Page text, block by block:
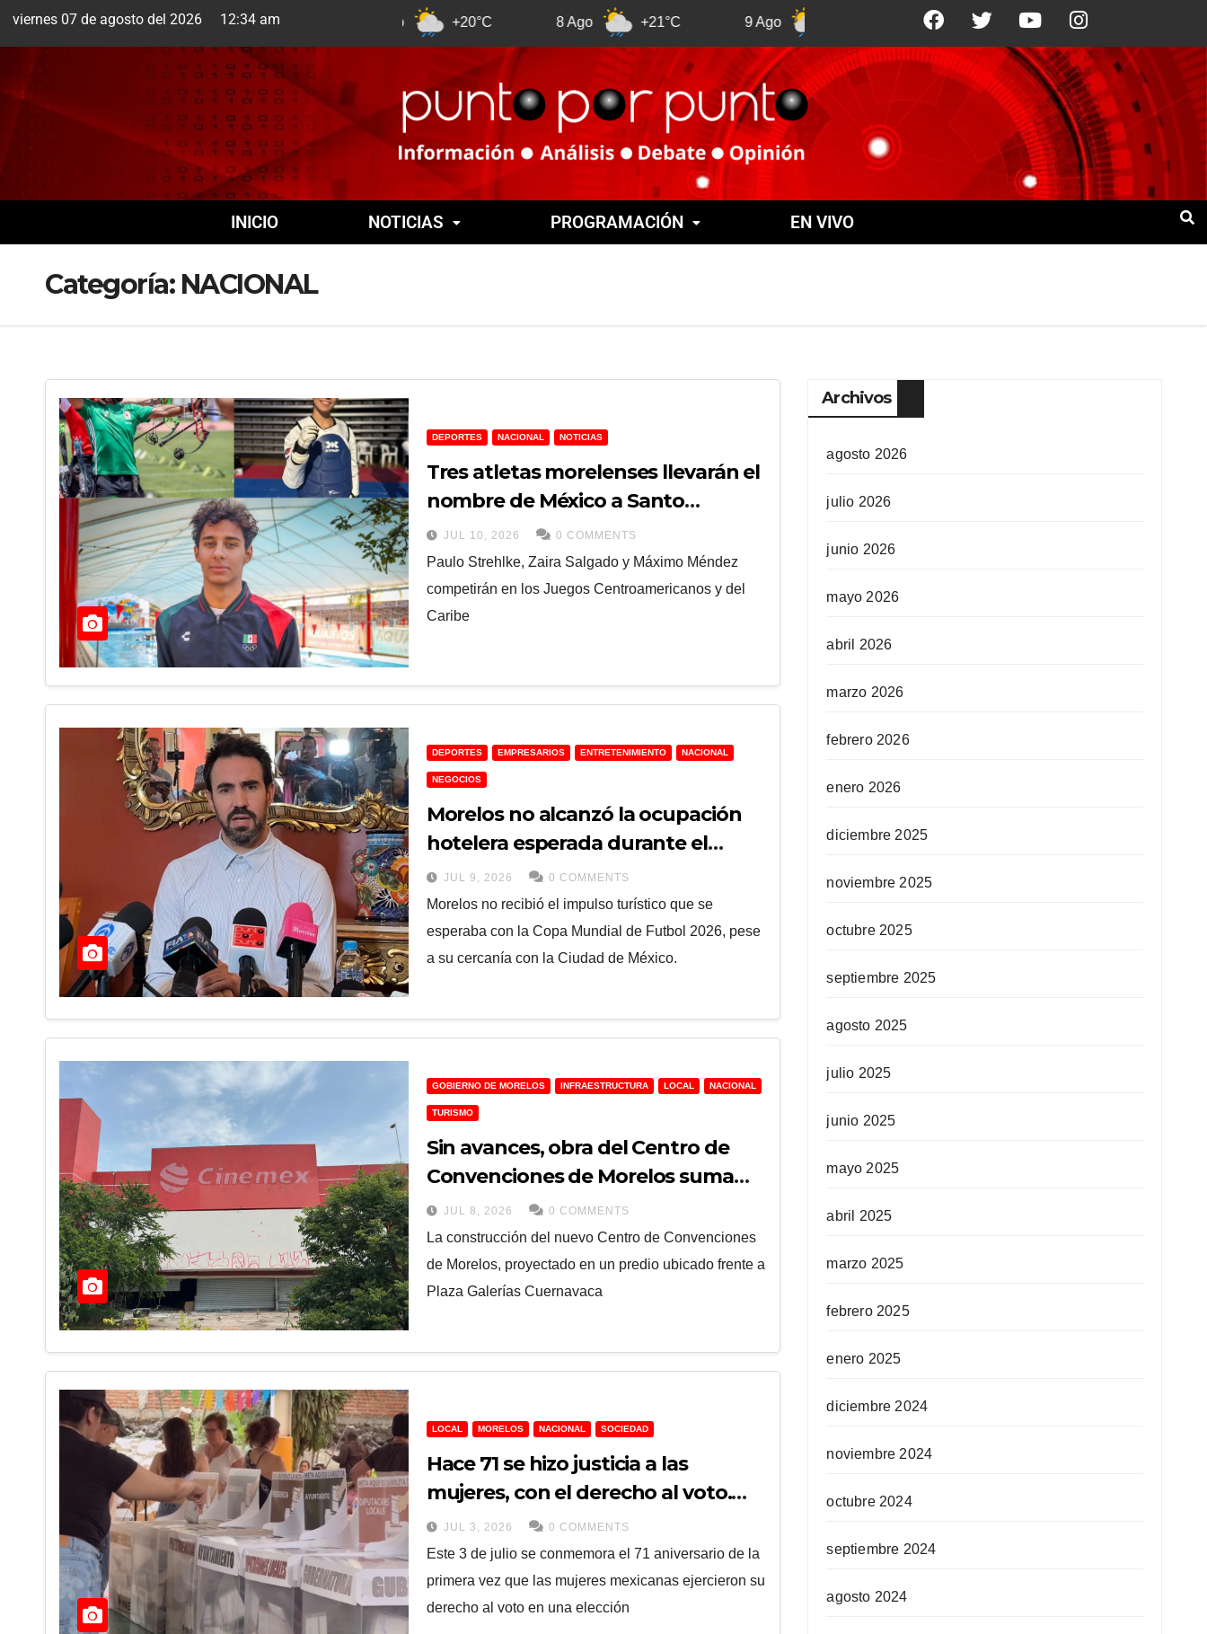
viernes 07 de agosto del 2026 12:34 am
Cuernavaca +20°C 8 Ago +21°C 9 Ago +21°C +21°C 11 Ago
INICIO NOTICIAS PROGRAMACIÓN EN VIVO
Categoría: NACIONAL
DEPORTES NACIONAL NOTICIAS
Tres atletas morelenses llevarán el
nombre de México a Santo
Domingo
JUL 10, 2026 0 COMMENTS
Paulo Strehlke, Zaira Salgado y Máximo Méndez
competirán en los Juegos Centroamericanos y del
Caribe
DEPORTES EMPRESARIOS ENTRETENIMIENTO NACIONAL
NEGOCIOS
Morelos no alcanzó la ocupación
hotelera esperada durante el
Mundial 2026
JUL 9, 2026 0 COMMENTS
Morelos no recibió el impulso turístico que se
esperaba con la Copa Mundial de Futbol 2026, pese
a su cercanía con la Ciudad de México.
GOBIERNO DE MORELOS INFRAESTRUCTURA LOCAL NACIONAL
TURISMO
Sin avances, obra del Centro de
Convenciones de Morelos suma
meses de atraso
JUL 8, 2026 0 COMMENTS
La construcción del nuevo Centro de Convenciones
de Morelos, proyectado en un predio ubicado frente a
Plaza Galerías Cuernavaca
LOCAL MORELOS NACIONAL SOCIEDAD
Hace 71 se hizo justicia a las
mujeres, con el derecho al voto.
Persisten retos para garantizar la
igualdad sustantiva, dicen
especialistas
JUL 3, 2026 0 COMMENTS
Este 3 de julio se conmemora el 71 aniversario de la
primera vez que las mujeres mexicanas ejercieron su
derecho al voto en una elección
Archivos
agosto 2026
julio 2026
junio 2026
mayo 2026
abril 2026
marzo 2026
febrero 2026
enero 2026
diciembre 2025
noviembre 2025
octubre 2025
septiembre 2025
agosto 2025
julio 2025
junio 2025
mayo 2025
abril 2025
marzo 2025
febrero 2025
enero 2025
diciembre 2024
noviembre 2024
octubre 2024
septiembre 2024
agosto 2024